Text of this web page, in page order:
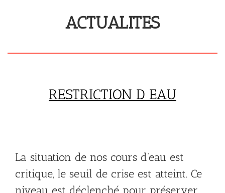
ACTUALITES
RESTRICTION D EAU
La situation de nos cours d’eau est
critique, le seuil de crise est atteint. Ce
niveau est déclenché pour préserver